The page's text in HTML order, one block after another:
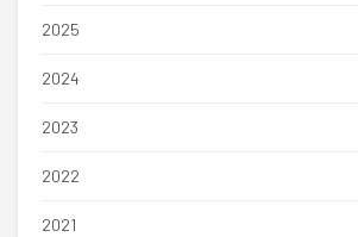
2025
2024
2023
2022
2021